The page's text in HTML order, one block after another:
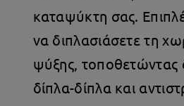
καταψύκτη σας.
να διπλασιάσετε τη
ψύξης, τοποθετώντας
δίπλα-δίπλα και